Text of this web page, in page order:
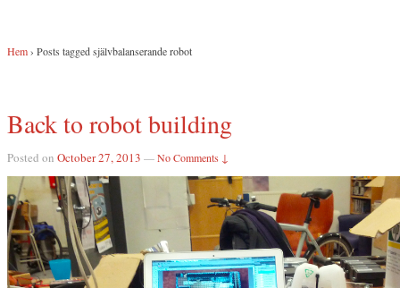
Hem› Posts tagged självbalanserande robot
Back to robot building
Posted on October 27, 2013 —No Comments ↓